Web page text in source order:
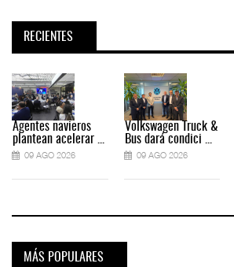
RECIENTES
Agentes navieros
plantean acelerar ...
09 AGO 2026
Volkswagen Truck &
Bus dará condici ...
09 AGO 2026
MÁS POPULARES